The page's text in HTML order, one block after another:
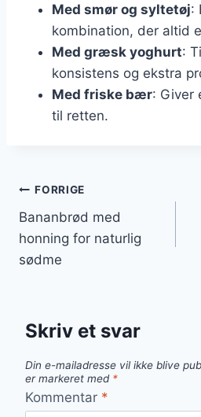
Med smør og syltetøj:
kombination, der altid
Med græsk yoghurt:
konsistens og ekstra
Med friske bær: Giver
til retten.
FORRIGE
Bananbrød med
honning for naturlig
sødme
Skriv et svar
Din e-mailadresse vil ikke blive
er markeret med *
Kommentar *